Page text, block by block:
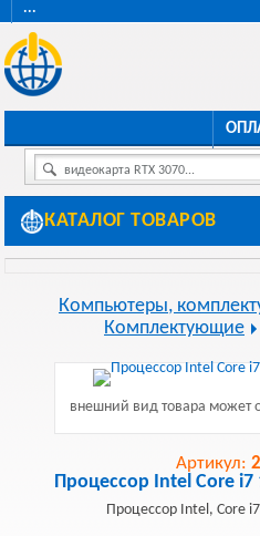
···
видеокарта RTX 3070...
КАТАЛОГ ТОВАРОВ
Компьютеры,
Комплектующие
внешний вид товара может
Артикул:
Процессор Intel Core i7
Процессор Intel, Core